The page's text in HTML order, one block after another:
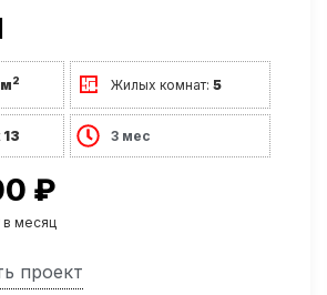
м2 Жилых комнат:5
13 3 мес
₽
в месяц
проект